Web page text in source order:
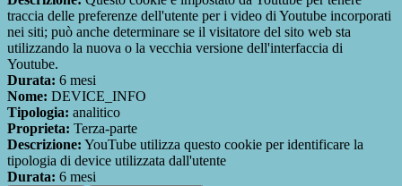
traccia delle preferenze dell'utente per i video di Youtube incorporati
nei siti; può anche determinare se il visitatore del sito web sta
utilizzando la nuova o la vecchia versione dell'interfaccia di
Youtube.
Durata: 6 mesi
Nome: DEVICE_INFO
Tipologia: analitico
Proprieta: Terza-parte
Descrizione: YouTube utilizza questo cookie per identificare la
tipologia di device utilizzata dall'utente
Durata: 6 mesi